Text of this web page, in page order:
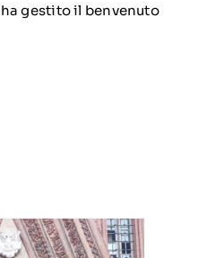
gestito il benvenuto